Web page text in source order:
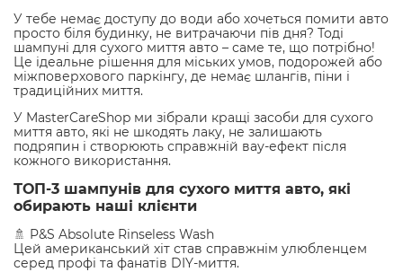
У тебе немає доступу до води або хочеться помити авто
просто біля будинку, не витрачаючи пів дня? Тоді
шампуні для сухого миття авто – саме те, що потрібно!
Це ідеальне рішення для міських умов, подорожей або
міжповерхового паркінгу, де немає шлангів, піни і
традиційних миття.
У MasterCareShop ми зібрали кращі засоби для сухого
миття авто, які не шкодять лаку, не залишають
подряпин і створюють справжній вау-ефект після
кожного використання.
ТОП-3 шампунів для сухого миття авто, які
обирають наші клієнти
🚿 P&S Absolute Rinseless Wash
Цей американський хіт став справжнім улюбленцем
серед профі та фанатів DIY-миття.